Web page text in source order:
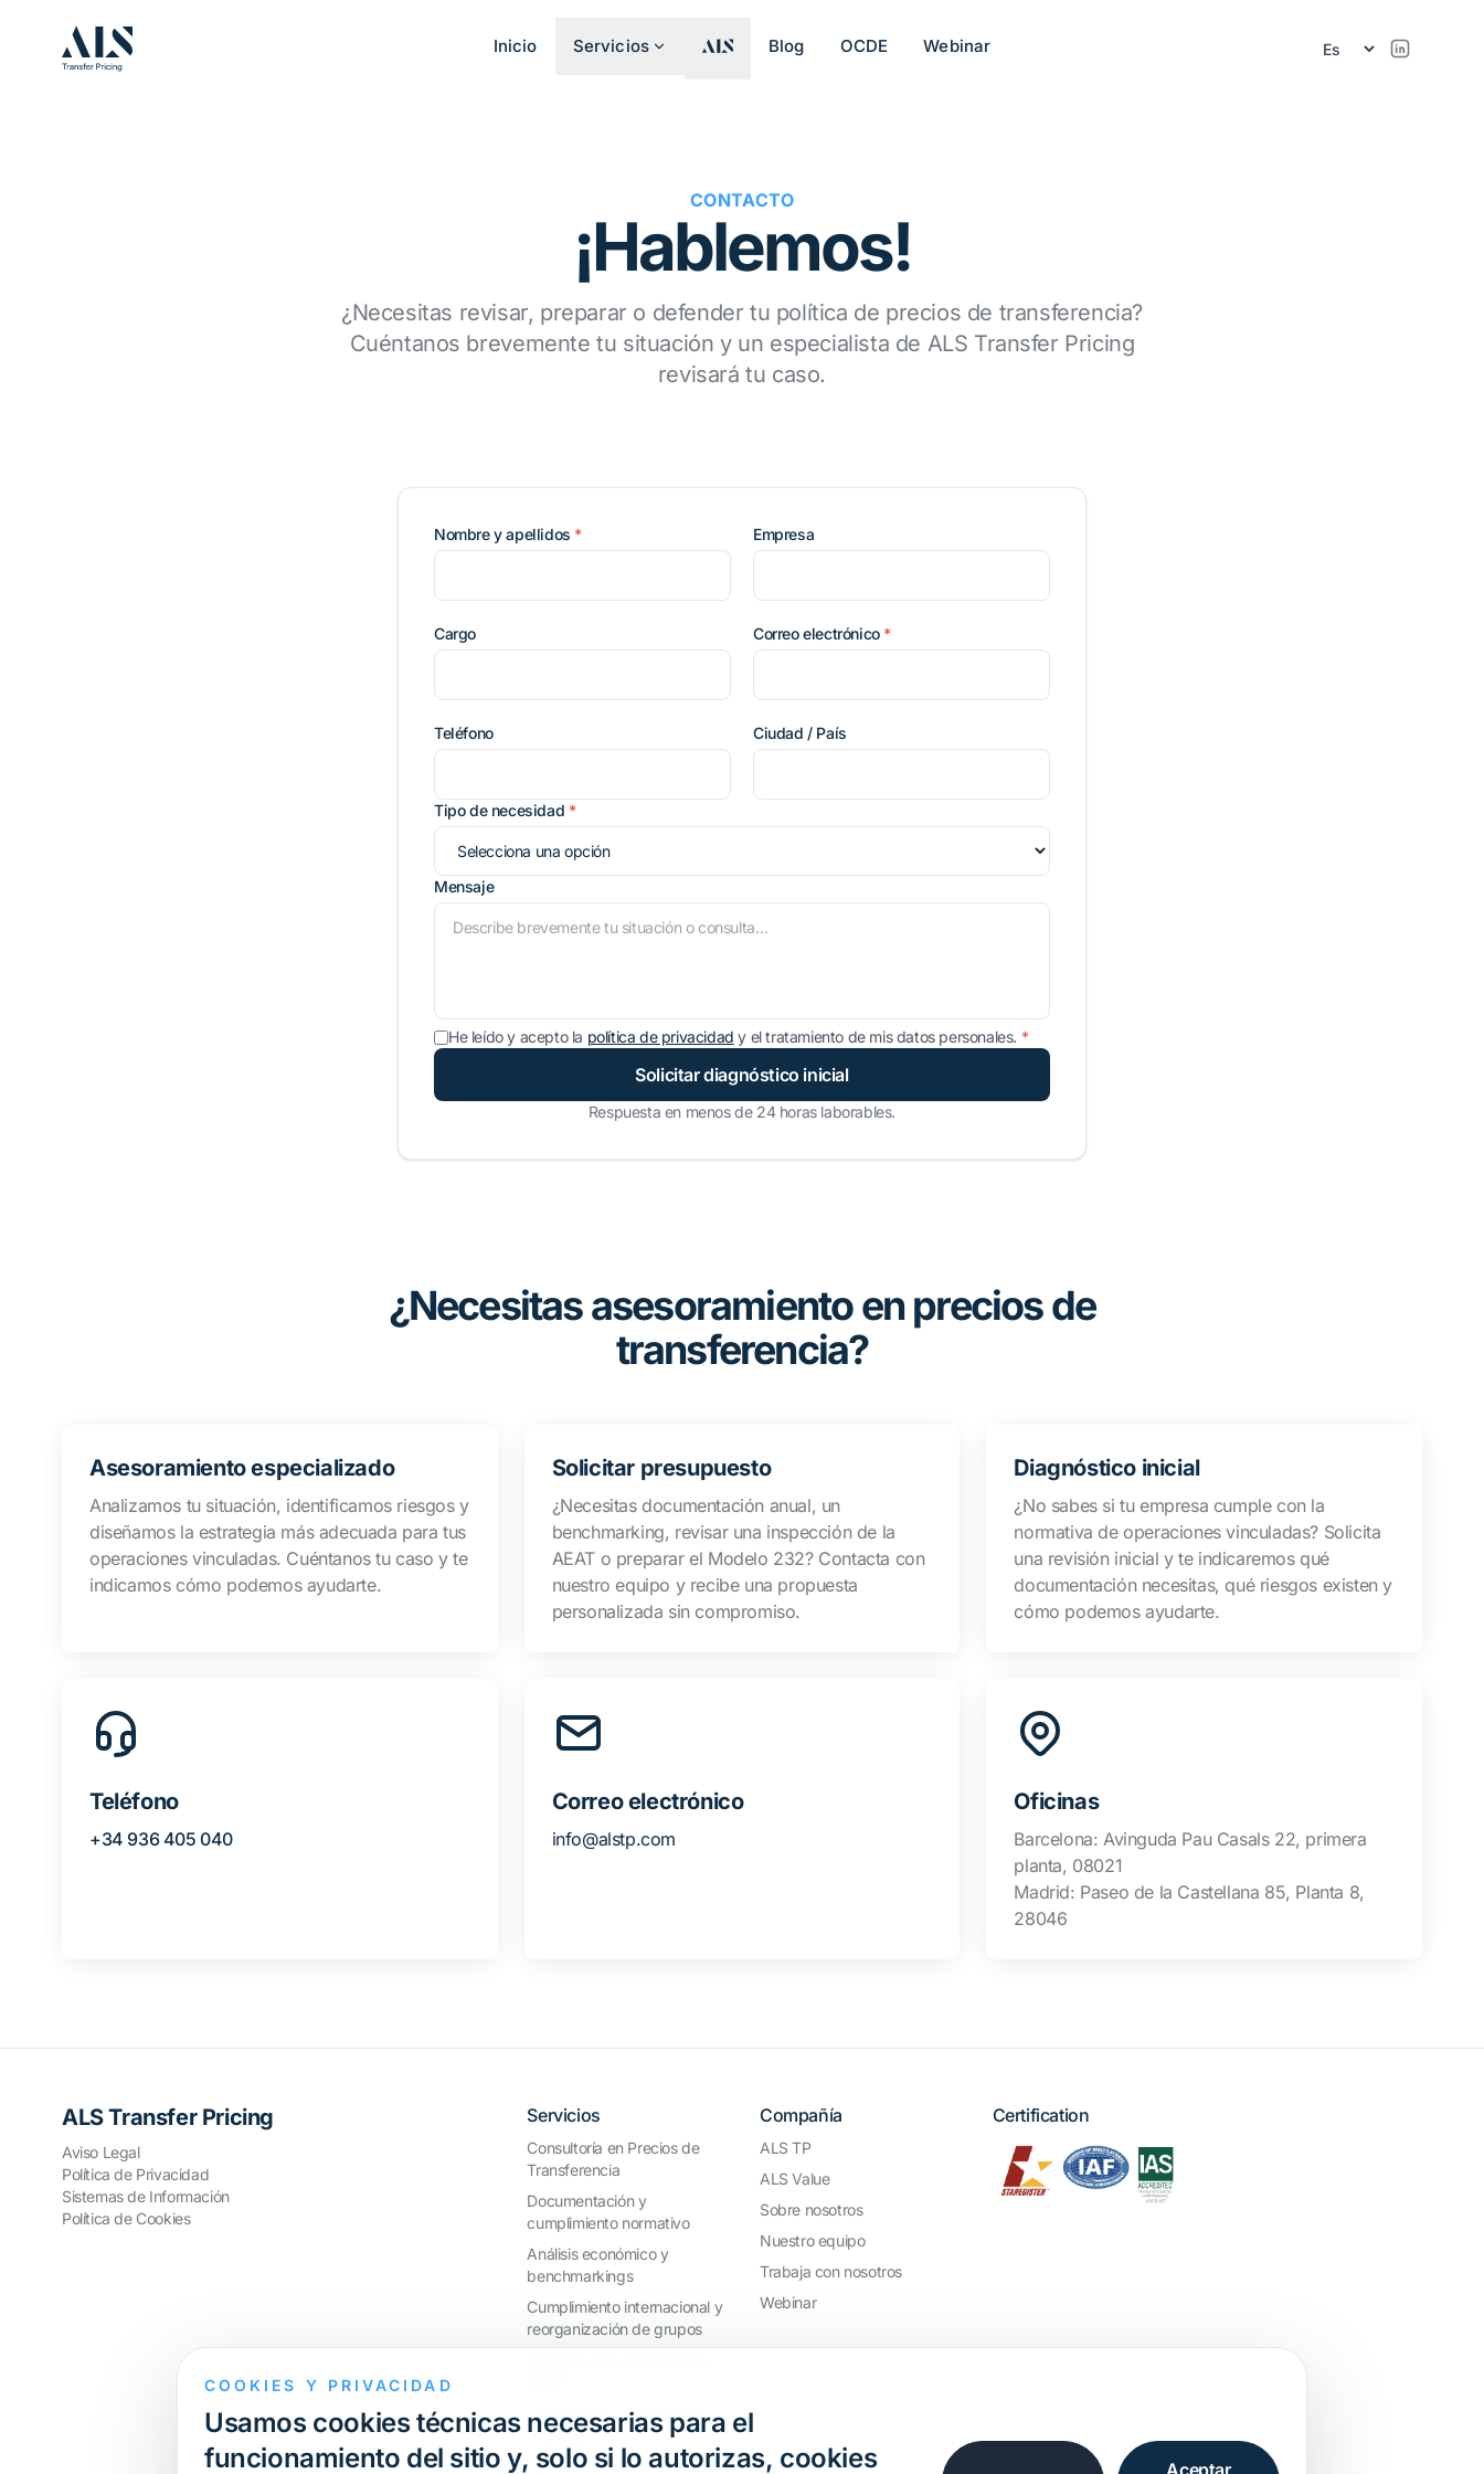
Inicio Servicios Blog OCDE Webinar
CONTACTO
¡Hablemos!
¿Necesitas revisar, preparar o defender tu política de precios de transferencia?
Cuéntanos brevemente tu situación y un especialista de ALS Transfer Pricing
revisará tu caso.
Nombre y apellidos * Empresa
Cargo Correo electrónico *
Teléfono Ciudad / País
Tipo de necesidad *
Mensaje
He leído y acepto la política de privacidad y el tratamiento de mis datos personales. *
Solicitar diagnóstico inicial
Respuesta en menos de 24 horas laborables.
¿Necesitas asesoramiento en precios de
transferencia?
Asesoramiento especializado
Analizamos tu situación, identificamos riesgos y
diseñamos la estrategia más adecuada para tus
operaciones vinculadas. Cuéntanos tu caso y te
indicamos cómo podemos ayudarte.
Solicitar presupuesto
¿Necesitas documentación anual, un
benchmarking, revisar una inspección de la
AEAT o preparar el Modelo 232? Contacta con
nuestro equipo y recibe una propuesta
personalizada sin compromiso.
Diagnóstico inicial
¿No sabes si tu empresa cumple con la
normativa de operaciones vinculadas? Solicita
una revisión inicial y te indicaremos qué
documentación necesitas, qué riesgos existen y
cómo podemos ayudarte.
Teléfono
+34 936 405 040
Correo electrónico
info@alstp.com
Oficinas
Barcelona: Avinguda Pau Casals 22, primera
planta, 08021
Madrid: Paseo de la Castellana 85, Planta 8,
28046
ALS Transfer Pricing
Aviso Legal
Política de Privacidad
Sistemas de Información
Política de Cookies
Servicios
Consultoría en Precios de
Transferencia
Documentación y
cumplimiento normativo
Análisis económico y
benchmarkings
Cumplimiento internacional y
reorganización de grupos
Valoraciones y operaciones
financieras
Compañía
ALS TP
ALS Value
Sobre nosotros
Nuestro equipo
Trabaja con nosotros
Webinar
Certification
COOKIES Y PRIVACIDAD
Usamos cookies técnicas necesarias para el
funcionamiento del sitio y, solo si lo autorizas, cookies
Aceptar